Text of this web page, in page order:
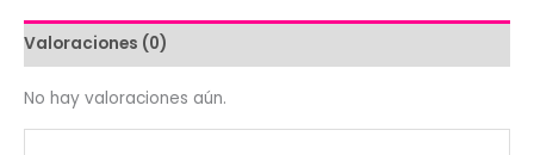
LA
99%
Valoraciones (0)
No hay valoraciones aún.